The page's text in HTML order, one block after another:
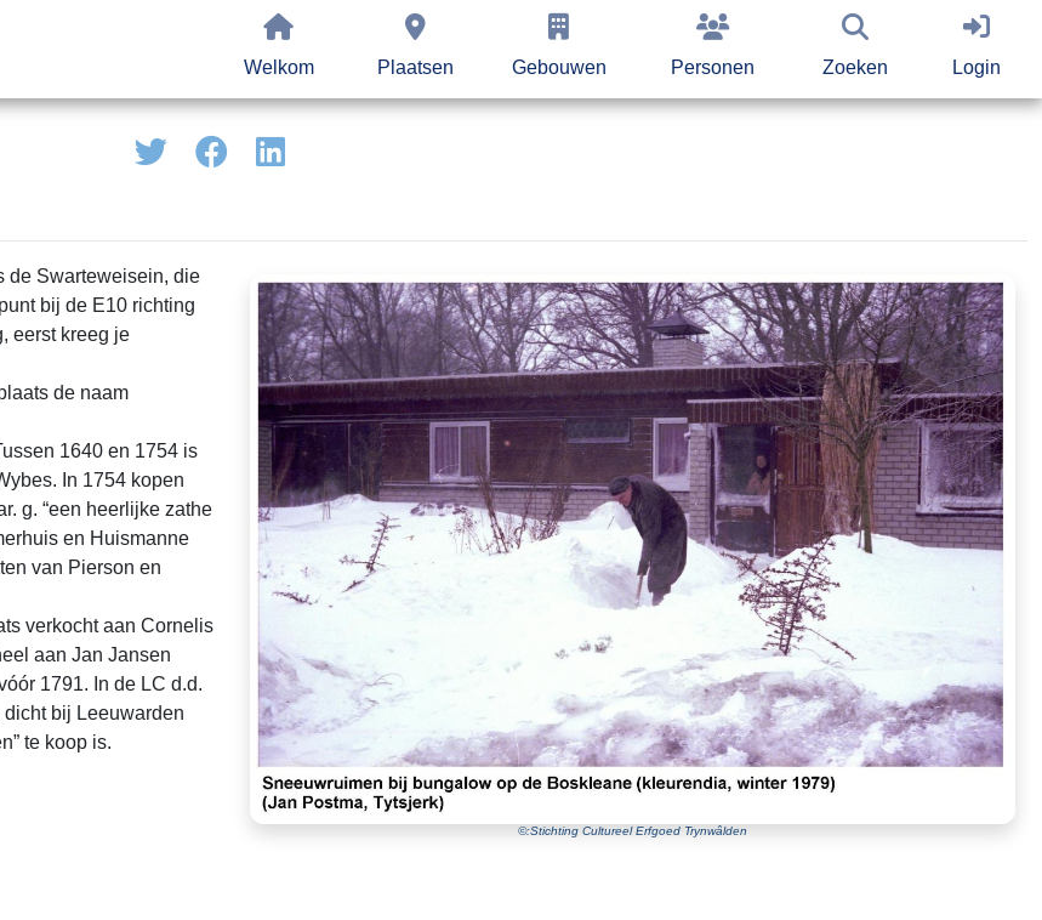
Welkom Plaatsen Gebouwen Personen Zoeken Login
©:Stichting Cultureel Erfgoed Trynwâlden
de Swarteweisein, die
bij de E10 richting
eerst kreeg je
de naam
1640 en 1754 is
In 1754 kopen
g. “een heerlijke zathe
en Huismanne
van Pierson en
verkocht aan Cornelis
aan Jan Jansen
1791. In de LC d.d.
bij Leeuwarden
te koop is.